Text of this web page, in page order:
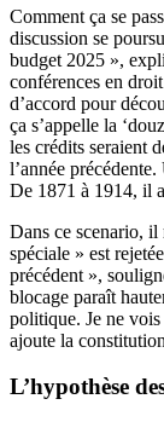
Comment ça se
discussion se
budget 2025 »,
conférences en
d’accord pour
ça s’appelle la
les crédits seraient
l’année
De 1871 à 1914, il
Dans ce scenario, il
spéciale » est
précédent »,
blocage paraît
politique. Je ne vois
ajoute la
L’hypothèse